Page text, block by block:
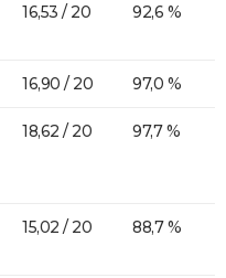
16,53 / 20 92,6 %
16,90 / 20 97,0 %
18,62 / 20 97,7 %
15,02 / 20 88,7 %